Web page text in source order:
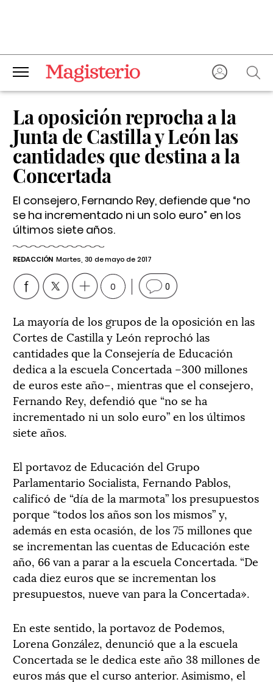
La oposición reprocha a la
Junta de Castilla y León las
cantidades que destina a la
Concertada
El consejero, Fernando Rey, defiende que “no
se ha incrementado ni un solo euro” en los
últimos siete años.
REDACCIÓN Martes, 30 de mayo de 2017
0 0
La mayoría de los grupos de la oposición en las
Cortes de Castilla y León reprochó las
cantidades que la Consejería de Educación
dedica a la escuela Concertada –300 millones
de euros este año–, mientras que el consejero,
Fernando Rey, defendió que “no se ha
incrementado ni un solo euro” en los últimos
siete años.
El portavoz de Educación del Grupo
Parlamentario Socialista, Fernando Pablos,
calificó de “día de la marmota” los presupuestos
porque “todos los años son los mismos” y,
además en esta ocasión, de los 75 millones que
se incrementan las cuentas de Educación este
año, 66 van a parar a la escuela Concertada. “De
cada diez euros que se incrementan los
presupuestos, nueve van para la Concertada».
En este sentido, la portavoz de Podemos,
Lorena González, denunció que a la escuela
Concertada se le dedica este año 38 millones de
euros más que el curso anterior. Asimismo, el